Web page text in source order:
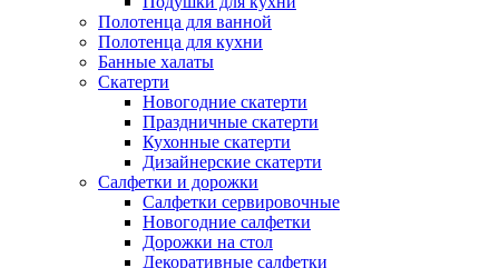
Полотенца для ванной
Полотенца для кухни
Банные халаты
Скатерти
Новогодние скатерти
Праздничные скатерти
Кухонные скатерти
Дизайнерские скатерти
Салфетки и дорожки
Салфетки сервировочные
Новогодние салфетки
Дорожки на стол
Декоративные салфетки